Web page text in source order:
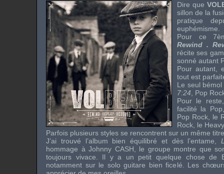
Dire que
sillon de la
pratique
euphémisme.
Pour ce
Rewind .
récite ses
sonné autant
Pour autant,
tout est
Le seul
7:24 , Pop
Pour le
facilité la
Pop Rock, le
Rock, le
Parfois plusieurs styles se rencontrent sur un même
J’ai trouvé l’album bien équilibré et dès l’entame,
hommage àJohnny CASH , le groupe montre que
toujours vivace. Il y a un petit quelque chose de
notamment sur le solo guitare bien ficelé. Les